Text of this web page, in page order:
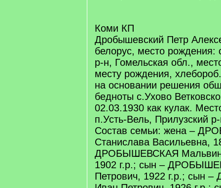
Коми КП
Дробышевский Петр
белорус, место рождения:
р-н, Гомельская обл.,
месту рождения,
на основании решения
бедноты с.Ухово
02.03.1930 как кулак.
п.Усть-Вель, Прилузский
Состав семьи: жена –
Станислава Васильевна,
ДРОБЫШЕВСКАЯ
1902 г.р.; сын –
Петрович, 1922 г.р.;